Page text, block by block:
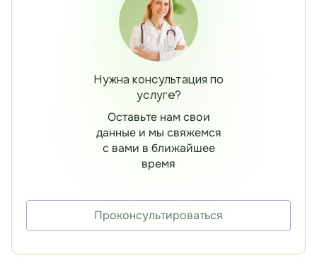
Нужна консультация по
услуге?
Оставьте нам свои
данные и мы свяжемся
с вами в ближайшее
время
Проконсультироваться